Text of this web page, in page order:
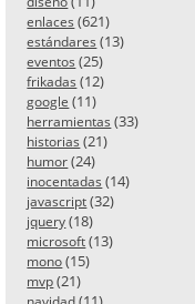
enlaces (621)
estándares (13)
eventos (25)
frikadas (12)
google (11)
herramientas (33)
historias (21)
humor (24)
inocentadas (14)
javascript (32)
jquery (18)
microsoft (13)
mono (15)
mvp (21)